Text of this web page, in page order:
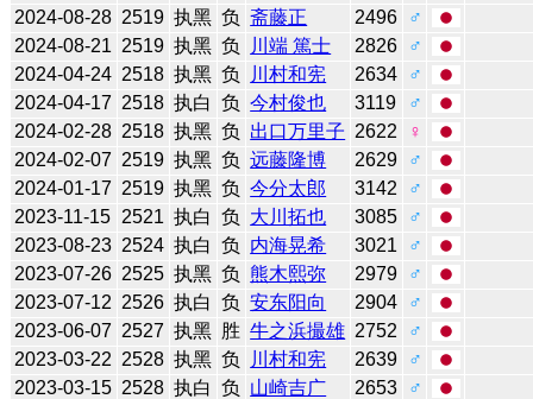
2024-08-28 2519 执黑 负 斋藤正 2496
♂
2024-08-21 2519 执黑 负 川端 篤士 2826
♂
2024-04-24 2518 执黑 负 川村和宪 2634
♂
2024-04-17 2518 执白 负 今村俊也 3119
♂
2024-02-28 2518 执黑 负 出口万里子 2622
♀
2024-02-07 2519 执黑 负 远藤隆博 2629
♂
2024-01-17 2519 执黑 负 今分太郎 3142
♂
2023-11-15 2521 执白 负 大川拓也 3085
♂
2023-08-23 2524 执白 负 内海晃希 3021
♂
2023-07-26 2525 执黑 负 熊木熙弥 2979
♂
2023-07-12 2526 执白 负 安东阳向 2904
♂
2023-06-07 2527 执黑 胜 牛之浜撮雄 2752
♂
2023-03-22 2528 执黑 负 川村和宪 2639
♂
2023-03-15 2528 执白 负 山崎吉广 2653
♂